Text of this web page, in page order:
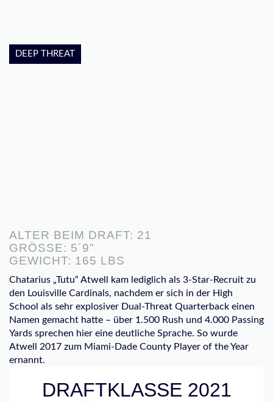
DEEP THREAT
ALTER BEIM DRAFT: 21
GRÖSSE: 5´9"
GEWICHT: 165 LBS
Chatarius „Tutu“ Atwell kam lediglich als 3-Star-Recruit zu
den Louisville Cardinals, nachdem er sich in der High
School als sehr explosiver Dual-Threat Quarterback einen
Namen gemacht hatte – über 1.500 Rush und 4.000 Passing
Yards sprechen hier eine deutliche Sprache. So wurde
Atwell 2017 zum Miami-Dade County Player of the Year
ernannt.
DRAFTKLASSE 2021